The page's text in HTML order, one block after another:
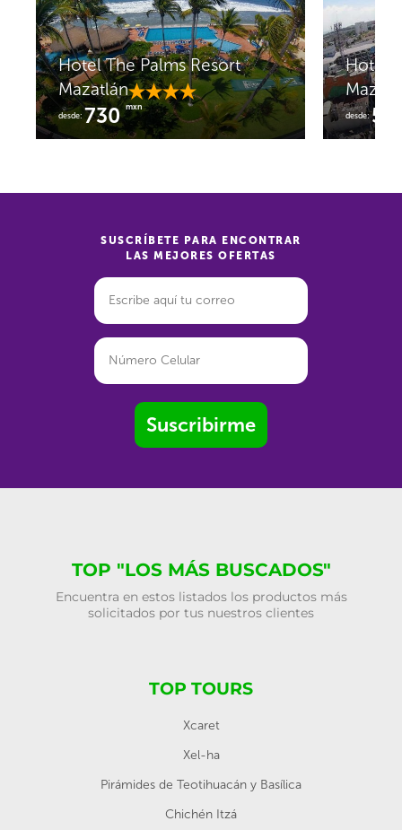
Hotel The Palms Resort
Mazatlán
desde: 730mxn
Hotel
desde:
SUSCRÍBETE PARA ENCONTRAR
LAS MEJORES OFERTAS
Suscribirme
TOP "LOS MÁS BUSCADOS"
Encuentra en estos listados los productos más
solicitados por tus nuestros clientes
TOP TOURS
Xcaret
Xel-ha
Pirámides de Teotihuacán y Basílica
Chichén Itzá